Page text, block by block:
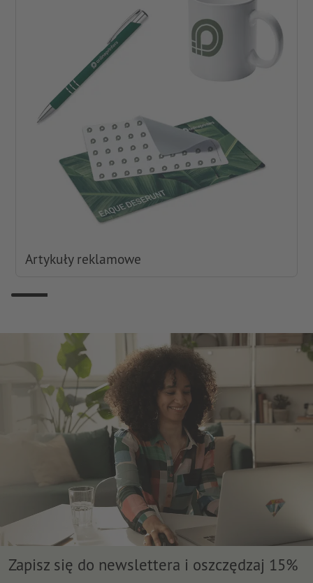
Artykuły reklamowe
Zapisz się do newslettera i oszczędzaj 15%